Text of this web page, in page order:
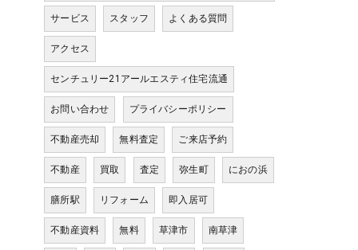
サービス スタッフ よくある質問
アクセス
センチュリー21アールエスティ住宅流通
お問い合わせ プライバシーポリシー
不動産売却 無料査定 ご来店予約
不動産 買取 査定 弥生町 におの浜
膳所駅 リフォーム 即入居可
不動産資料 無料 草津市 南草津